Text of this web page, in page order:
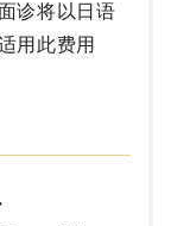
诊将以日语
用此费用